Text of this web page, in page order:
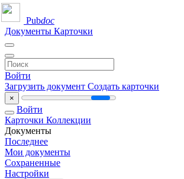
Pubdoc
Документы Карточки
Войти
Загрузить документ Создать карточки
×
Войти
Карточки Коллекции
Документы
Последнее
Мои документы
Сохраненные
Настройки